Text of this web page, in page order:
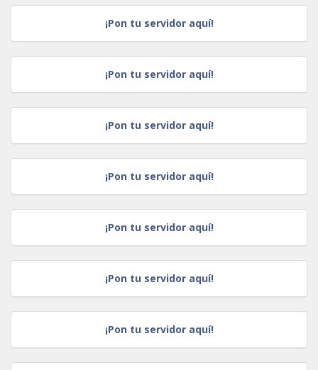
¡Pon tu servidor aquí!
¡Pon tu servidor aquí!
¡Pon tu servidor aquí!
¡Pon tu servidor aquí!
¡Pon tu servidor aquí!
¡Pon tu servidor aquí!
¡Pon tu servidor aquí!